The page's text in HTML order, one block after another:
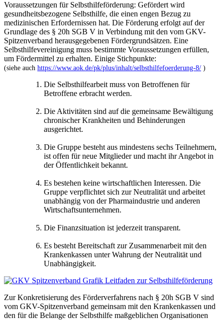
Voraussetzungen für Selbsthilfeförderung: Gefördert wird
gesundheitsbezogene Selbsthilfe, die einen engen Bezug zu
medizinischen Erfordernissen hat. Die Förderung erfolgt auf der
Grundlage des § 20h SGB V in Verbindung mit den vom GKV-
Spitzenverband herausgegebenen Fördergrundsätzen. Eine
Selbsthilfevereinigung muss bestimmte Voraussetzungen erfüllen,
um Fördermittel zu erhalten. Einige Stichpunkte:
(siehe auch https://www.aok.de/pk/plus/inhalt/selbsthilfefoerderung-8/ )
Die Selbsthilfearbeit muss von Betroffenen für
Betroffene erbracht werden.
Die Aktivitäten sind auf die gemeinsame Bewältigung
chronischer Krankheiten und Behinderungen
ausgerichtet.
Die Gruppe besteht aus mindestens sechs Teilnehmern,
ist offen für neue Mitglieder und macht ihr Angebot in
der Öffentlichkeit bekannt.
Es bestehen keine wirtschaftlichen Interessen. Die
Gruppe verpflichtet sich zur Neutralität und arbeitet
unabhängig von der Pharmaindustrie und anderen
Wirtschaftsunternehmen.
Die Finanzsituation ist jederzeit transparent.
Es besteht Bereitschaft zur Zusammenarbeit mit den
Krankenkassen unter Wahrung der Neutralität und
Unabhängigkeit.
Zur Konkretisierung des Förderverfahrens nach § 20h SGB V sind
vom GKV-Spitzenverband gemeinsam mit den Krankenkassen und
den für die Belange der Selbsthilfe maßgeblichen Organisationen